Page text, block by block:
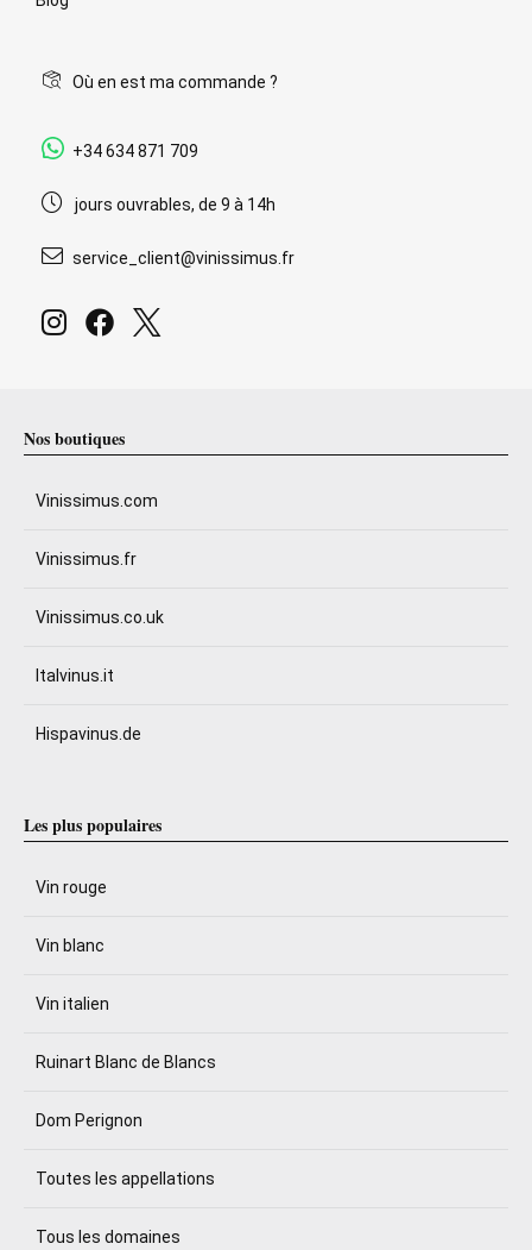
Où en est ma commande ?
+34 634 871 709
jours ouvrables, de 9 à 14h
service_client@vinissimus.fr
Nos boutiques
Vinissimus.com
Vinissimus.fr
Vinissimus.co.uk
Italvinus.it
Hispavinus.de
Les plus populaires
Vin rouge
Vin blanc
Vin italien
Ruinart Blanc de Blancs
Dom Perignon
Toutes les appellations
Tous les domaines